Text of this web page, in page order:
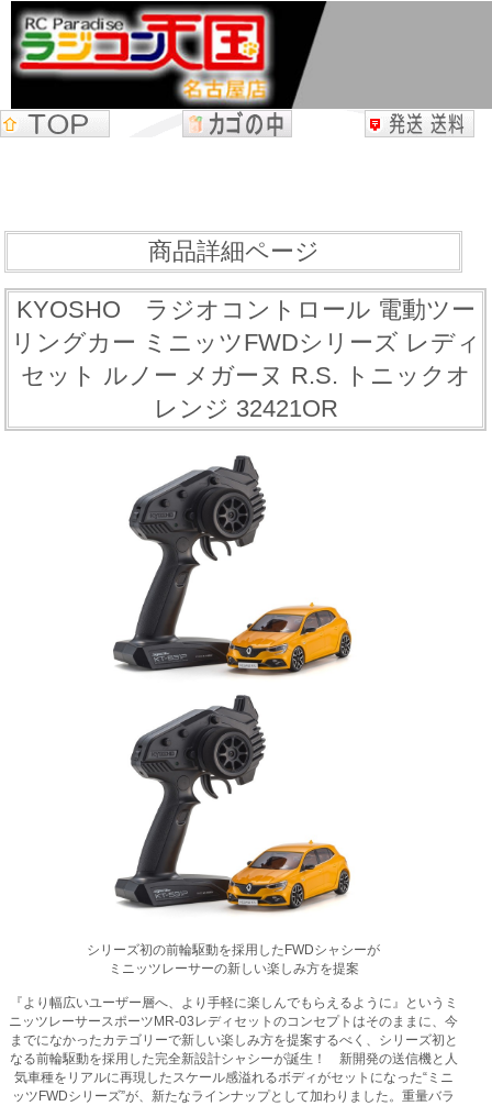
商品詳細ページ
KYOSHO ラジオコントロール 電動ツー
リングカー ミニッツFWDシリーズ レディ
セット ルノー メガーヌ R.S. トニックオ
レンジ 32421OR
シリーズ初の前輪駆動を採用したFWDシャシーが
ミニッツレーサーの新しい楽しみ方を提案
『より幅広いユーザー層へ、より手軽に楽しんでもらえるように』というミ
ニッツレーサースポーツMR-03レディセットのコンセプトはそのままに、今
までになかったカテゴリーで新しい楽しみ方を提案するべく、シリーズ初と
なる前輪駆動を採用した完全新設計シャシーが誕生！ 新開発の送信機と人
気車種をリアルに再現したスケール感溢れるボディがセットになった“ミニ
ッツFWDシリーズ”が、新たなラインナップとして加わりました。重量バラ